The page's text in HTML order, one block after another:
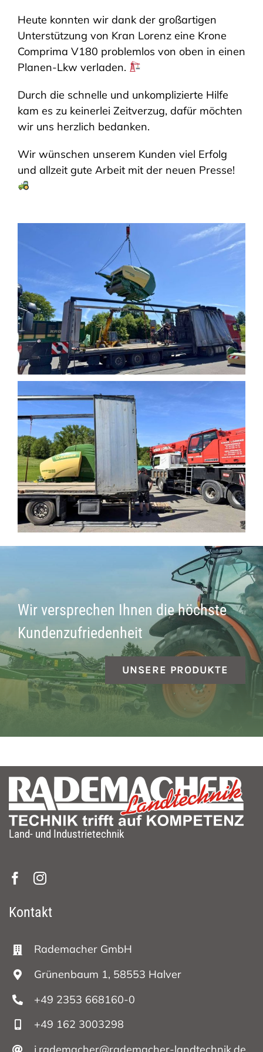
SHOP
Heute konnten wir dank der großartigen
Unterstützung von Kran Lorenz eine Krone
Comprima V180 problemlos von oben in einen
Planen-Lkw verladen.
Durch die schnelle und unkomplizierte Hilfe
kam es zu keinerlei Zeitverzug, dafür möchten
wir uns herzlich bedanken.
Wir wünschen unserem Kunden viel Erfolg
und allzeit gute Arbeit mit der neuen Presse!
Wir versprechen Ihnen die höchste
Kundenzufriedenheit
UNSERE PRODUKTE
Land- und Industrietechnik
Kontakt
Rademacher GmbH
Grünenbaum 1, 58553 Halver
+49 2353 668160-0
+49 162 3003298
j.rademacher@rademacher-landtechnik.de